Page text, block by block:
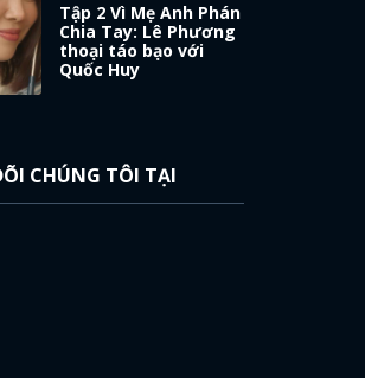
Tập 2 Vì Mẹ Anh Phán
Chia Tay: Lê Phương
thoại táo bạo với
Quốc Huy
CHÚNG TÔI TẠI